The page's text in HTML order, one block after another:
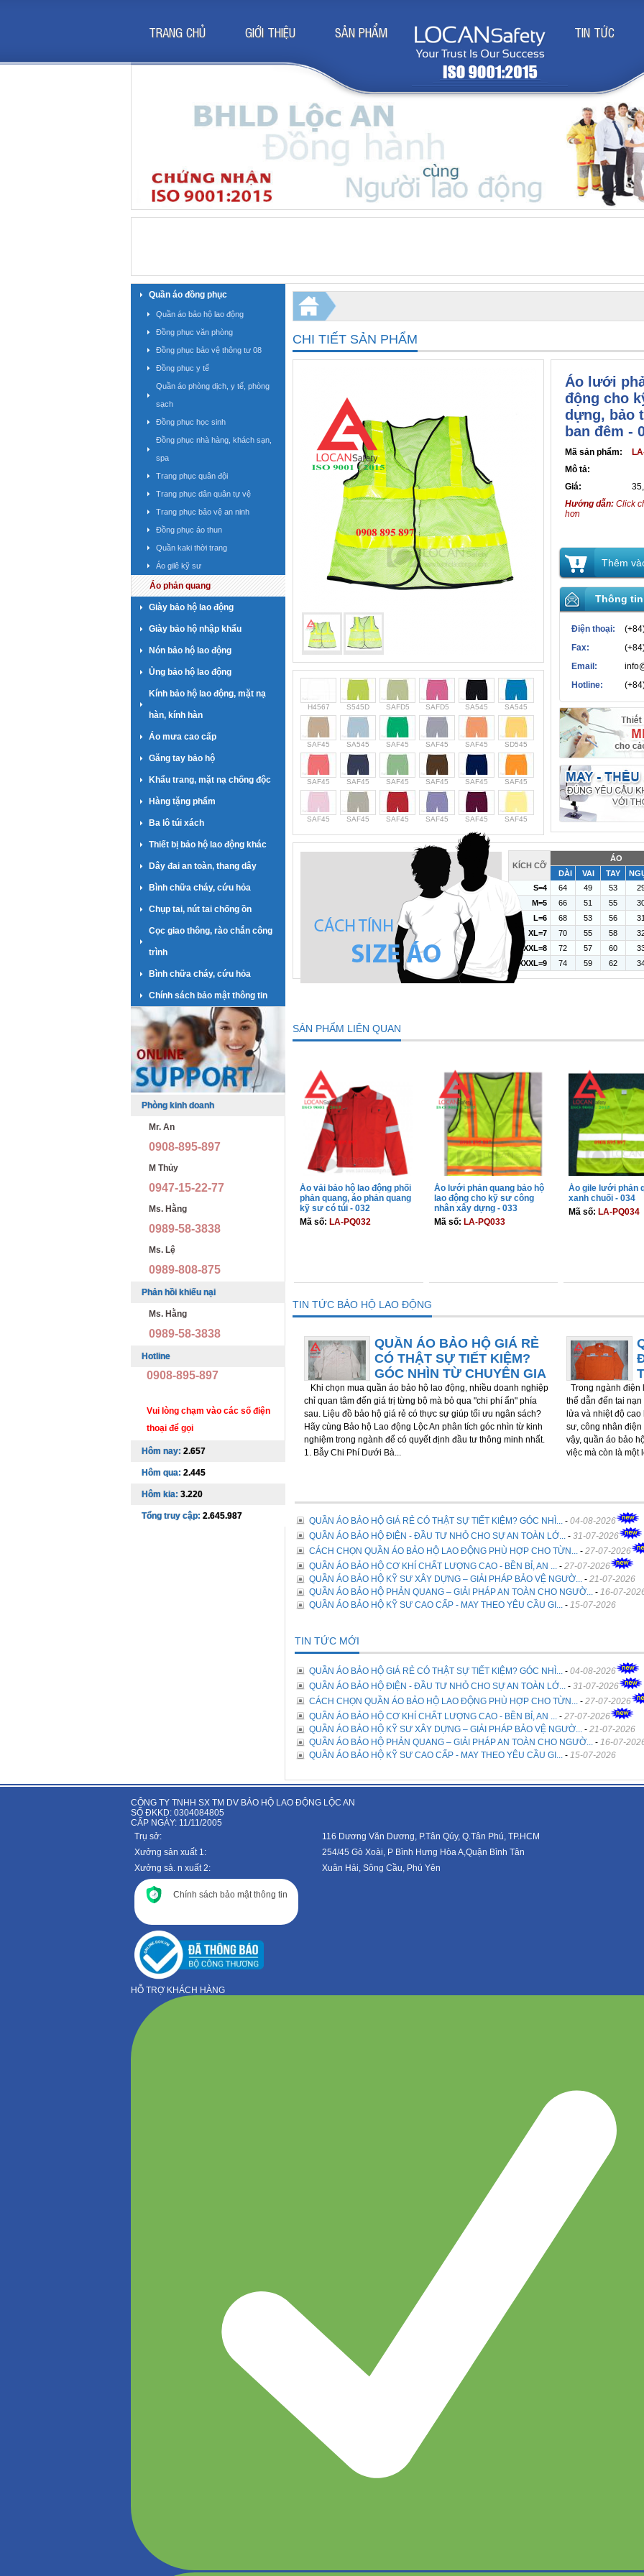
TRANG CHỦ GIỚI THIỆU SẢN PHẨM TIN TỨC
CHI TIẾT SẢN PHẨM
H4567 S545D SAFD5 SAFD5 SA545 SA545
SAF45 SA545 SAF45 SAF45 SAF45 SD545
SAF45 SAF45 SAF45 SAF45 SAF45 SAF45
SAF45 SAF45 SAF45 SAF45 SAF45 SAF45
Áo lưới
động cho
dựng, bảo
ban đêm -
Mã sản phẩm:
Mô tả:
Giá:
Hướng dẫn: Click
hơn
Thêm
Thông
Điện thoại:
Fax:
Email:
Hotline:
KÍCH CỠ
ÁO
DÀI
VAI TAY
S=4
64 49 53
M=5
66 51 55
L=6
68 53 56
XL=7
70 55 58
XXL=8
72 57 60
XXXL=9
74 59 62
SẢN PHẨM LIÊN QUAN
Áo vải bảo hộ lao động phối
phản quang, áo phản quang
kỹ sư có túi - 032
Mã số: LA-PQ032
Áo lưới phản quang bảo hộ
lao động cho kỹ sư công
nhân xây dựng - 033
Mã số: LA-PQ033
Áo gile lưới phản
xanh chuối - 034
Mã số: LA-PQ034
TIN TỨC BẢO HỘ LAO ĐỘNG
QUẦN ÁO BẢO HỘ GIÁ RẺ
CÓ THẬT SỰ TIẾT KIỆM?
GÓC NHÌN TỪ CHUYÊN GIA
Khi chọn mua quần áo bảo hộ lao động, nhiều doanh nghiệp
chỉ quan tâm đến giá trị từng bộ mà bỏ qua "chi phí ẩn" phía
sau. Liệu đồ bảo hộ giá rẻ có thực sự giúp tối ưu ngân sách?
Hãy cùng Bảo hộ Lao động Lộc An phân tích góc nhìn từ kinh
nghiệm trong ngành để có quyết định đầu tư thông minh nhất.
1. Bẫy Chi Phí Dưới Bà...
Trong ngành điện
thể dẫn đến tai
lửa và nhiệt độ
sư, công nhân
vậy, quần áo bảo
việc mà còn là một
QUẦN ÁO BẢO HỘ GIÁ RẺ CÓ THẬT SỰ TIẾT KIỆM? GÓC NHÌ... - 04-08-2026
QUẦN ÁO BẢO HỘ ĐIỆN - ĐẦU TƯ NHỎ CHO SỰ AN TOÀN LỚ... - 31-07-2026
CÁCH CHỌN QUẦN ÁO BẢO HỘ LAO ĐỘNG PHÙ HỢP CHO TỪN... - 27-07-2026
QUẦN ÁO BẢO HỘ CƠ KHÍ CHẤT LƯỢNG CAO - BỀN BỈ, AN ... - 27-07-2026
QUẦN ÁO BẢO HỘ KỸ SƯ XÂY DỰNG – GIẢI PHÁP BẢO VỆ NGƯỜ... - 21-07-2026
QUẦN ÁO BẢO HỘ PHẢN QUANG – GIẢI PHÁP AN TOÀN CHO NGƯỜ... - 16-07-
QUẦN ÁO BẢO HỘ KỸ SƯ CAO CẤP - MAY THEO YÊU CẦU GI... - 15-07-2026
TIN TỨC MỚI
QUẦN ÁO BẢO HỘ GIÁ RẺ CÓ THẬT SỰ TIẾT KIỆM? GÓC NHÌ... - 04-08-2026
QUẦN ÁO BẢO HỘ ĐIỆN - ĐẦU TƯ NHỎ CHO SỰ AN TOÀN LỚ... - 31-07-2026
CÁCH CHỌN QUẦN ÁO BẢO HỘ LAO ĐỘNG PHÙ HỢP CHO TỪN... - 27-07-2026
QUẦN ÁO BẢO HỘ CƠ KHÍ CHẤT LƯỢNG CAO - BỀN BỈ, AN ... - 27-07-2026
QUẦN ÁO BẢO HỘ KỸ SƯ XÂY DỰNG – GIẢI PHÁP BẢO VỆ NGƯỜ... - 21-07-2026
QUẦN ÁO BẢO HỘ PHẢN QUANG – GIẢI PHÁP AN TOÀN CHO NGƯỜ... - 16-07-
QUẦN ÁO BẢO HỘ KỸ SƯ CAO CẤP - MAY THEO YÊU CẦU GI... - 15-07-2026
Quần áo đồng phục
Quần áo bảo hộ lao động
Đồng phục văn phòng
Đồng phục bảo vệ thông tư 08
Đồng phục y tế
Quần áo phòng dịch, y tế, phòng
sạch
Đồng phục học sinh
Đồng phục nhà hàng, khách sạn,
spa
Trang phục quân đội
Trang phục dân quân tự vệ
Trang phục bảo vệ an ninh
Đồng phục áo thun
Quần kaki thời trang
Áo gilê kỹ sư
Áo phản quang
Giày bảo hộ lao động
Giày bảo hộ nhập khẩu
Nón bảo hộ lao động
Ủng bảo hộ lao động
Kính bảo hộ lao động, mặt nạ
hàn, kính hàn
Áo mưa cao cấp
Găng tay bảo hộ
Khẩu trang, mặt nạ chống độc
Hàng tặng phẩm
Ba lô túi xách
Thiết bị bảo hộ lao động khác
Dây đai an toàn, thang dây
Bình chữa cháy, cứu hỏa
Chụp tai, nút tai chống ồn
Cọc giao thông, rào chắn công
trình
Bình chữa cháy, cứu hỏa
Chính sách bảo mật thông tin
Phòng kinh doanh
Mr. An
0908-895-897
M Thủy
0947-15-22-77
Ms. Hằng
0989-58-3838
Ms. Lệ
0989-808-875
Phản hồi khiếu nại
Ms. Hằng
0989-58-3838
Hotline
0908-895-897
Vui lòng chạm vào các số điện
thoại để gọi
Hôm nay: 2.657
Hôm qua: 2.445
Hôm kia: 3.220
Tổng truy cập: 2.645.987
CÔNG TY TNHH SX TM DV BẢO HỘ LAO ĐỘNG LỘC AN
SỐ ĐKKD: 0304084805
CẤP NGÀY: 11/11/2005
Trụ sở:
116 Dương Văn Dương, P.Tân Qúy, Q.Tân Phú, TP.HCM
Xưởng sản xuất 1:
254/45 Gò Xoài, P Bình Hưng Hòa A,Quận Bình Tân
Xưởng sả. n xuất 2:
Xuân Hải, Sông Cầu, Phú Yên
Chính sách bảo mật thông tin
HỖ TRỢ KHÁCH HÀNG